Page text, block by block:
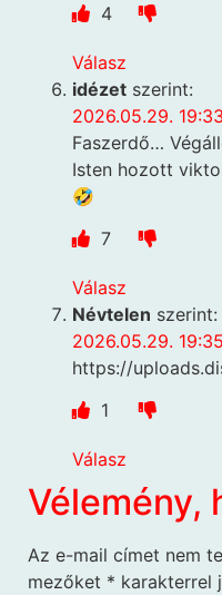
4
Válasz
idézet szerint:
2026.05.29. 19:33
Faszerdő…
Isten hozott
🤣
7
Válasz
Névtelen szerint:
2026.05.29. 19:35
https://
1
Válasz
Vélemény,
Az e-mail címet nem
mezőket * karakterrel